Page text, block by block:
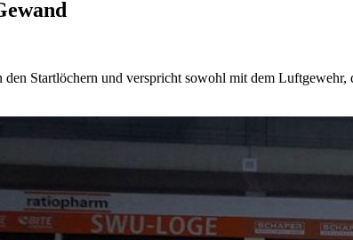
Startlöchern und verspricht sowohl mit dem